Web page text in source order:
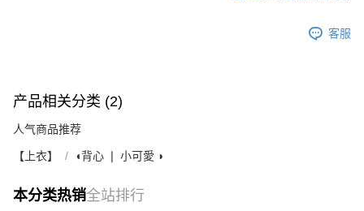
客服
产品相关分类 (2)
人气商品推荐
【上衣】 ◖背心 ❘ 小可愛 ◗
本分类热销全站排行